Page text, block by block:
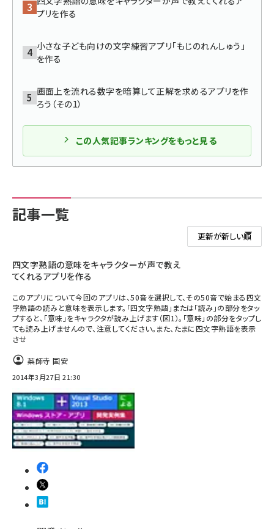
プリを作る
小さな子ども向けの文字練習アプリ「もじのれんしゅう」
を作る
画面上を流れる数字を暗算して正解を求めるアプリを作
ろう（その1）
この人気記事ランキングをもっと見る
記事一覧
四文字熟語の意味をキャラクターが声で教え
てくれるアプリを作る
このアプリについて今回のアプリは、50音を選択して、その50音で始まる四文
字熟語の読みと意味を表示します。「四文字熟語」または「読み」の部分をタッ
プすると、「意味」をキャラクタが読み上げます（図1）。「意味」の部分をタップし
ても読み上げませんので、注意してください。また、たまに四文字熟語を表示
させ
薬師寺 国安
2014年3月27日 21:30